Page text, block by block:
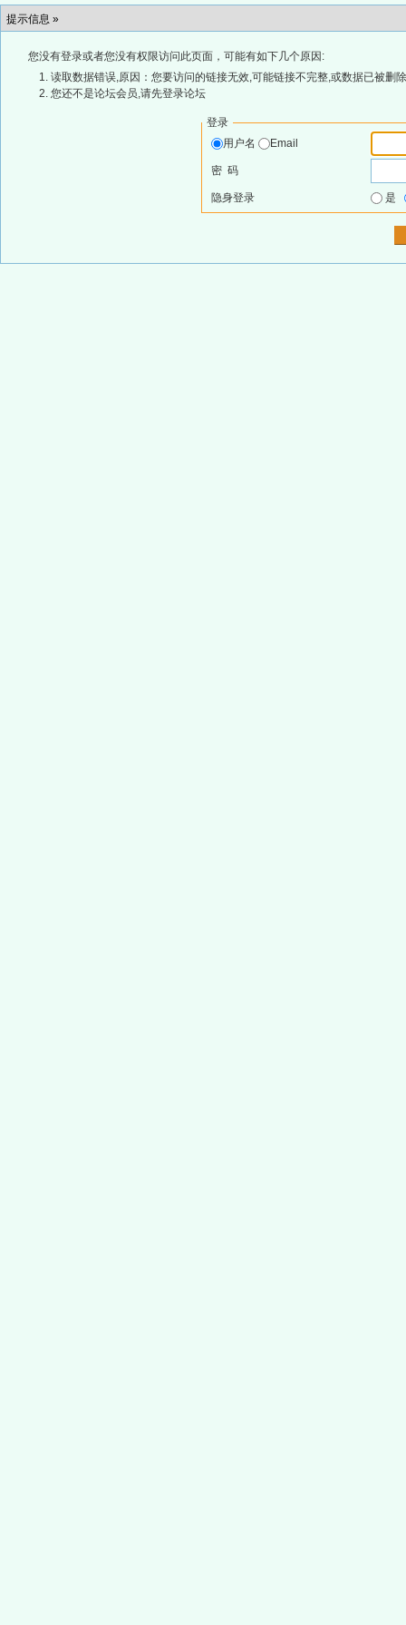
提示信息 »
您没有登录或者您没有权限访问此页面，可能有如下几个原因:
读取数据错误,原因：您要访问的链接无效,可能链接不完整,或数据已被删
您还不是论坛会员,请先登录论坛
登录
用户名
Email
密 码
隐身登录 是